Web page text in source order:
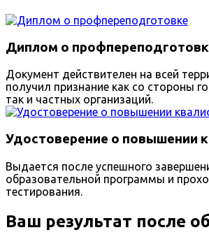
Диплом о
Документ действителен на всей
получил признание как со стороны
так и частных организаций.
Удостоверение о повышении
Выдается после успешного
образовательной программы и
тестирования.
Ваш результат после